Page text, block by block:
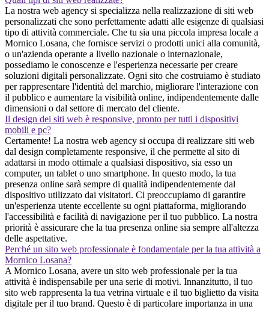
La nostra web agency si specializza nella realizzazione di siti web
personalizzati che sono perfettamente adatti alle esigenze di qualsiasi
tipo di attività commerciale. Che tu sia una piccola impresa locale a
Mornico Losana, che fornisce servizi o prodotti unici alla comunità,
o un'azienda operante a livello nazionale o internazionale,
possediamo le conoscenze e l'esperienza necessarie per creare
soluzioni digitali personalizzate. Ogni sito che costruiamo è studiato
per rappresentare l'identità del marchio, migliorare l'interazione con
il pubblico e aumentare la visibilità online, indipendentemente dalle
dimensioni o dal settore di mercato del cliente.
Il design dei siti web è responsive, pronto per tutti i dispositivi
mobili e pc?
Certamente! La nostra web agency si occupa di realizzare siti web
dal design completamente responsive, il che permette al sito di
adattarsi in modo ottimale a qualsiasi dispositivo, sia esso un
computer, un tablet o uno smartphone. In questo modo, la tua
presenza online sarà sempre di qualità indipendentemente dal
dispositivo utilizzato dai visitatori. Ci preoccupiamo di garantire
un'esperienza utente eccellente su ogni piattaforma, migliorando
l'accessibilità e facilità di navigazione per il tuo pubblico. La nostra
priorità è assicurare che la tua presenza online sia sempre all'altezza
delle aspettative.
Perché un sito web professionale è fondamentale per la tua attività a
Mornico Losana?
A Mornico Losana, avere un sito web professionale per la tua
attività è indispensabile per una serie di motivi. Innanzitutto, il tuo
sito web rappresenta la tua vetrina virtuale e il tuo biglietto da visita
digitale per il tuo brand. Questo è di particolare importanza in una